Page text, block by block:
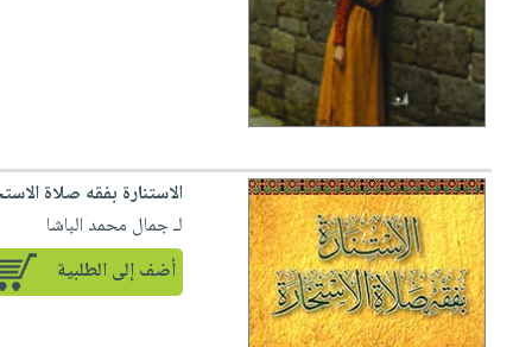
الاستنارة بفقه صلاة
لـ جمال محمد الباشا
أضف إلى الطلبية